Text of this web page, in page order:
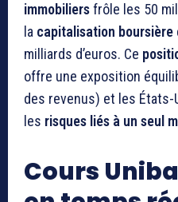
immobiliersfrôle les 50
la capitalisation boursière
milliards d’euros. Ce
offre une exposition
des revenus) et les États-
les risques liés à un seul
Cours